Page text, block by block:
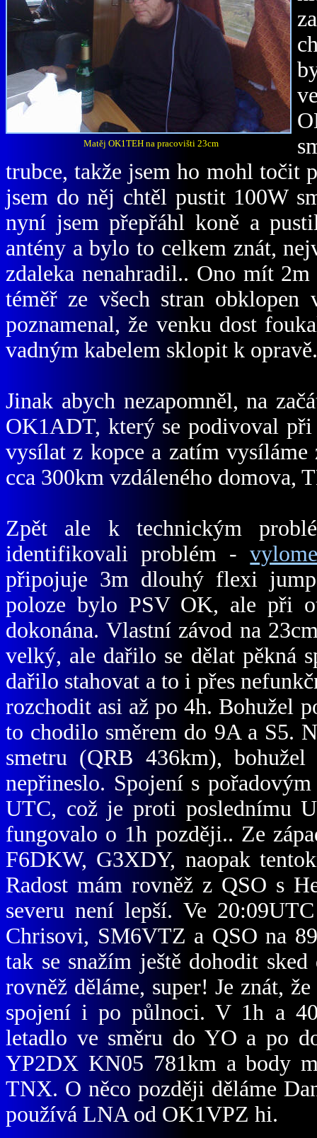
Matěj OK1TEH na pracovišti 23cm
trubce, takže jsem ho mohl točit
jsem do něj chtěl pustit 100W
nyní jsem přepřáhl koně a
antény a bylo to celkem znát,
zdaleka nenahradil.. Ono mít
téměř ze všech stran
poznamenal, že venku dost
vadným kabelem sklopit k
Jinak abych nezapomněl, na
OK1ADT, který se podivoval při
vysílat z kopce a zatím
cca 300km vzdáleného domova,
Zpět ale k technickým
identifikovali problém -
připojuje 3m dlouhý flexi
poloze bylo PSV OK, ale při
dokonána. Vlastní závod na
velký, ale dařilo se dělat pěkná
dařilo stahovat a to i přes
rozchodit asi až po 4h. Bohužel
to chodilo směrem do 9A a S5.
smetru (QRB 436km),
nepřineslo. Spojení s
UTC, což je proti poslednímu
fungovalo o 1h později.. Ze
F6DKW, G3XDY, naopak
Radost mám rovněž z QSO s
severu není lepší. Ve
Chrisovi, SM6VTZ a QSO na
tak se snažím ještě dohodit
rovněž děláme, super! Je znát,
spojení i po půlnoci. V 1h a
letadlo ve směru do YO a po
YP2DX KN05 781km a body
TNX. O něco později děláme
používá LNA od OK1VPZ hi.